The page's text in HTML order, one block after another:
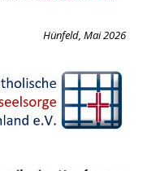
Hünfeld, Mai 2026